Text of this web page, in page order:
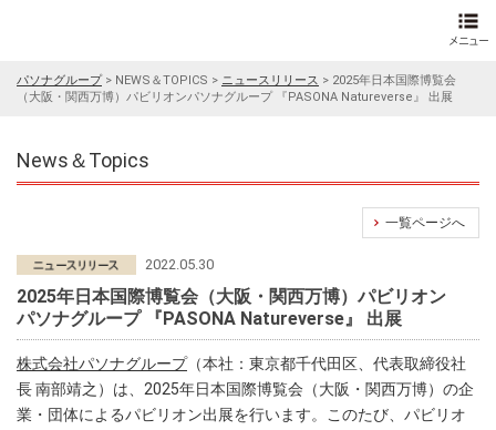
パソナグループ> NEWS＆TOPICS > ニュースリリース > 2025年日本国際博覧会
（大阪・関西万博）パビリオンパソナグループ 『PASONA Natureverse』 出展
News＆Topics
一覧ページへ
2022.05.30
2025年日本国際博覧会（大阪・関西万博）パビリオン
パソナグループ 『PASONA Natureverse』 出展
株式会社パソナグループ（本社：東京都千代田区、代表取締役社
長 南部靖之）は、2025年日本国際博覧会（大阪・関西万博）の企
業・団体によるパビリオン出展を行います。このたび、パビリオ